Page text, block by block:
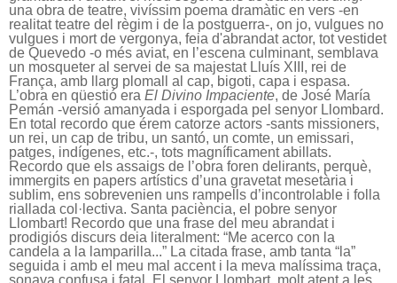
una obra de teatre, vivíssim poema dramàtic en vers -en
realitat teatre del règim i de la postguerra-, on jo, vulgues no
vulgues i mort de vergonya, feia d'abrandat actor, tot vestidet
de Quevedo -o més aviat, en l’escena culminant, semblava
un mosqueter al servei de sa majestat Lluís XIII, rei de
França, amb llarg plomall al cap, bigoti, capa i espasa.
L’obra en qüestió era El Divino Impaciente, de José María
Pemán -versió amanyada i esporgada pel senyor Llombard.
En total recordo que érem catorze actors -sants missioners,
un rei, un cap de tribu, un santó, un comte, un emissari,
patges, indígenes, etc.-, tots magníficament abillats.
Recordo que els assaigs de l’obra foren delirants, perquè,
immergits en papers artístics d’una gravetat mesetària i
sublim, ens sobrevenien uns rampells d’incontrolable i folla
riallada col·lectiva. Santa paciència, el pobre senyor
Llombart! Recordo que una frase del meu abrandat i
prodigiós discurs deia literalment: “Me acerco con la
candela a la lamparilla...” La citada frase, amb tanta “la”
seguida i amb el meu mal accent i la meva malíssima traça,
sonava confusa i fatal. El senyor Llombart, molt atent a les